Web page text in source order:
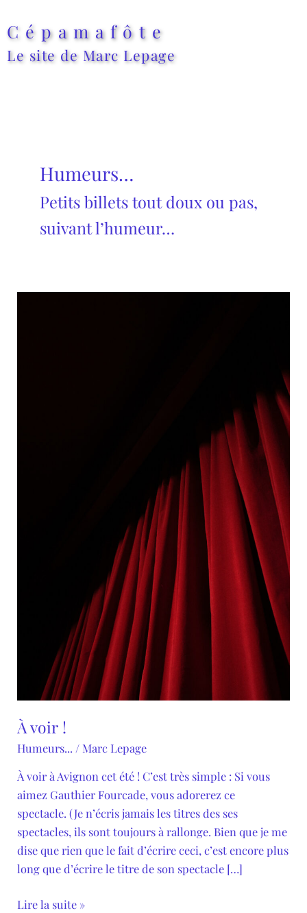
au
contenu
Cépamafôte
Le site de Marc Lepage
Humeurs…
Petits billets tout doux ou pas,
suivant l’humeur…
À voir !
Humeurs... / Marc Lepage
À voir à Avignon cet été ! C’est très simple : Si vous
aimez Gauthier Fourcade, vous adorerez ce
spectacle. (Je n’écris jamais les titres des ses
spectacles, ils sont toujours à rallonge. Bien que je me
dise que rien que le fait d’écrire ceci, c’est encore plus
long que d’écrire le titre de son spectacle […]
Lire la suite »